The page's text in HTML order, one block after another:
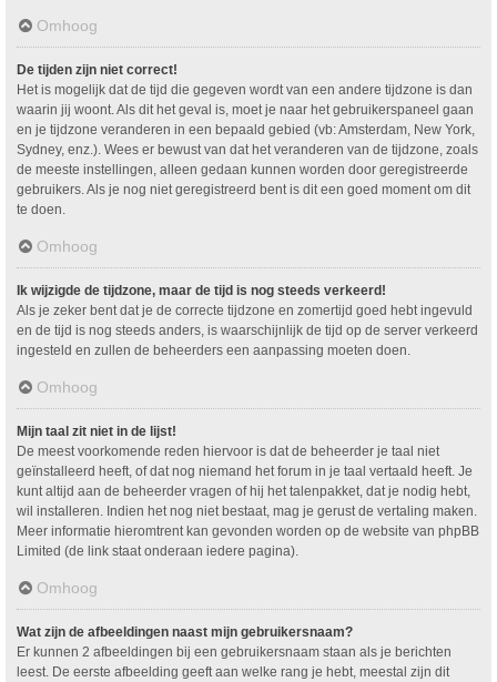
Omhoog
De tijden zijn niet correct!
Het is mogelijk dat de tijd die gegeven wordt van een andere tijdzone is dan
waarin jij woont. Als dit het geval is, moet je naar het gebruikerspaneel gaan
en je tijdzone veranderen in een bepaald gebied (vb: Amsterdam, New York,
Sydney, enz.). Wees er bewust van dat het veranderen van de tijdzone, zoals
de meeste instellingen, alleen gedaan kunnen worden door geregistreerde
gebruikers. Als je nog niet geregistreerd bent is dit een goed moment om dit
te doen.
Omhoog
Ik wijzigde de tijdzone, maar de tijd is nog steeds verkeerd!
Als je zeker bent dat je de correcte tijdzone en zomertijd goed hebt ingevuld
en de tijd is nog steeds anders, is waarschijnlijk de tijd op de server verkeerd
ingesteld en zullen de beheerders een aanpassing moeten doen.
Omhoog
Mijn taal zit niet in de lijst!
De meest voorkomende reden hiervoor is dat de beheerder je taal niet
geïnstalleerd heeft, of dat nog niemand het forum in je taal vertaald heeft. Je
kunt altijd aan de beheerder vragen of hij het talenpakket, dat je nodig hebt,
wil installeren. Indien het nog niet bestaat, mag je gerust de vertaling maken.
Meer informatie hieromtrent kan gevonden worden op de website van phpBB
Limited (de link staat onderaan iedere pagina).
Omhoog
Wat zijn de afbeeldingen naast mijn gebruikersnaam?
Er kunnen 2 afbeeldingen bij een gebruikersnaam staan als je berichten
leest. De eerste afbeelding geeft aan welke rang je hebt, meestal zijn dit